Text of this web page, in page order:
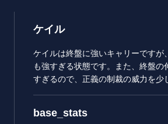
ケイル
ケイルは終盤に強いキャリーですが
も強すぎる状態です。また、終盤の
すぎるので、正義の制裁の威力を少
base_stats